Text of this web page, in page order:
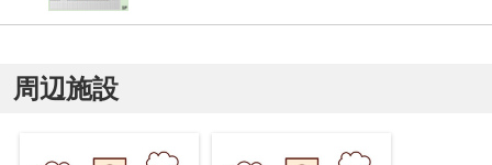
周辺施設